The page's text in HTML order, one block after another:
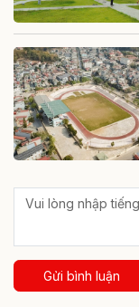
Gửi bình luận